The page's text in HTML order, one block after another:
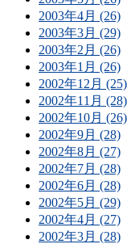
2003年4月 (26)
2003年3月 (29)
2003年2月 (26)
2003年1月 (26)
2002年12月 (25)
2002年11月 (28)
2002年10月 (26)
2002年9月 (28)
2002年8月 (27)
2002年7月 (28)
2002年6月 (28)
2002年5月 (29)
2002年4月 (27)
2002年3月 (28)